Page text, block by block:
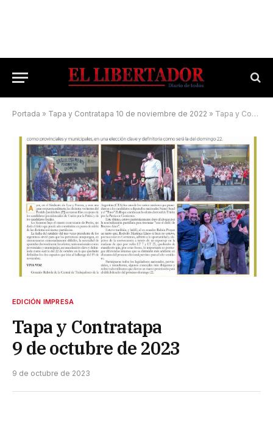
Portada » Tapa y Contratapa 10 de noviembre de 2022 » Tapa y Contratapa 9 de octubre de 2023
EDICIÓN IMPRESA
Tapa y Contratapa
9 de octubre de 2023
9 de octubre de 2023